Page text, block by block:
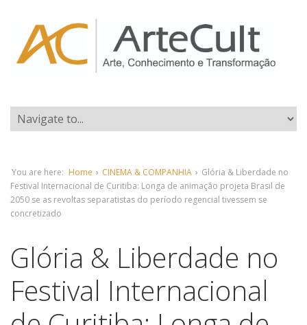
You are here: Home › CINEMA & COMPANHIA › Glória & Liberdade no
Festival Internacional de Curitiba: Longa de animação projeta Brasil de
2050 se as revoltas separatistas do período regencial tivessem se
concretizado
Glória & Liberdade no
Festival Internacional